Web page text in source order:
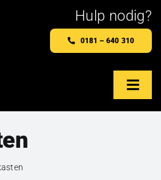
Hulp nodig?
0181 – 640 310